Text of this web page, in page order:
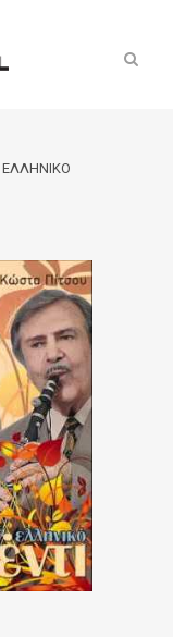
ΕΛΛΗΝΙΚΟ